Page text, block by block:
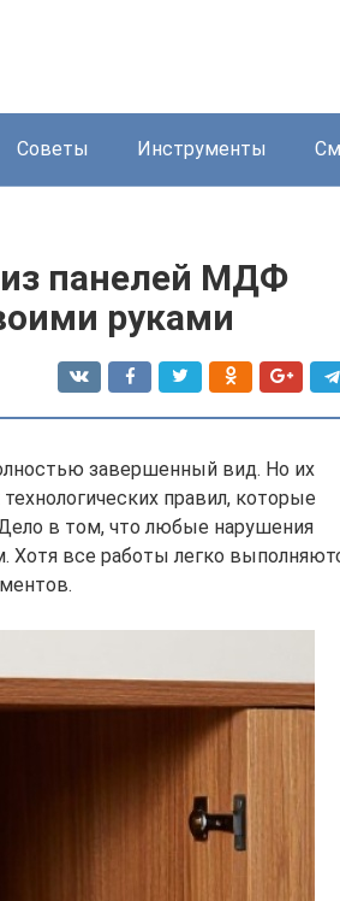
Советы Инструменты
панелей МДФ
руками
завершенный вид. Но их
правил, которые
в том, что любые нарушения
Хотя все работы легко